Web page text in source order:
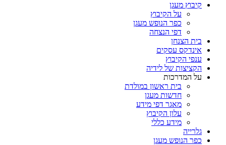
קיבוץ מעגן
על הקיבוץ
כפר הנופש מעגן
דפי הנצחה
בית הצנחן
אינדקס עסקים
ענפי הקיבוץ
הקציצות של לידיה
על המדרכות
בית ראשון במולדת
חדשות מעגן
מאגר דפי מידע
עלון הקיבוץ
מידע כללי
גלרייה
כפר הנופש מעגן